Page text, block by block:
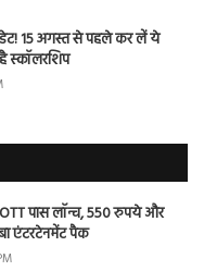
15 अगस्त से पहले कर लें ये
स्कॉलरशिप
पास लॉन्च, 550 रुपये और
एंटरटेनमेंट पैक